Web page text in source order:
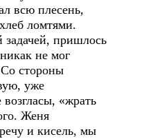
всю плесень,
ломтями.
задачей, пришлось
не мог
Со стороны
уже
«жрать
Женя
и кисель, мы